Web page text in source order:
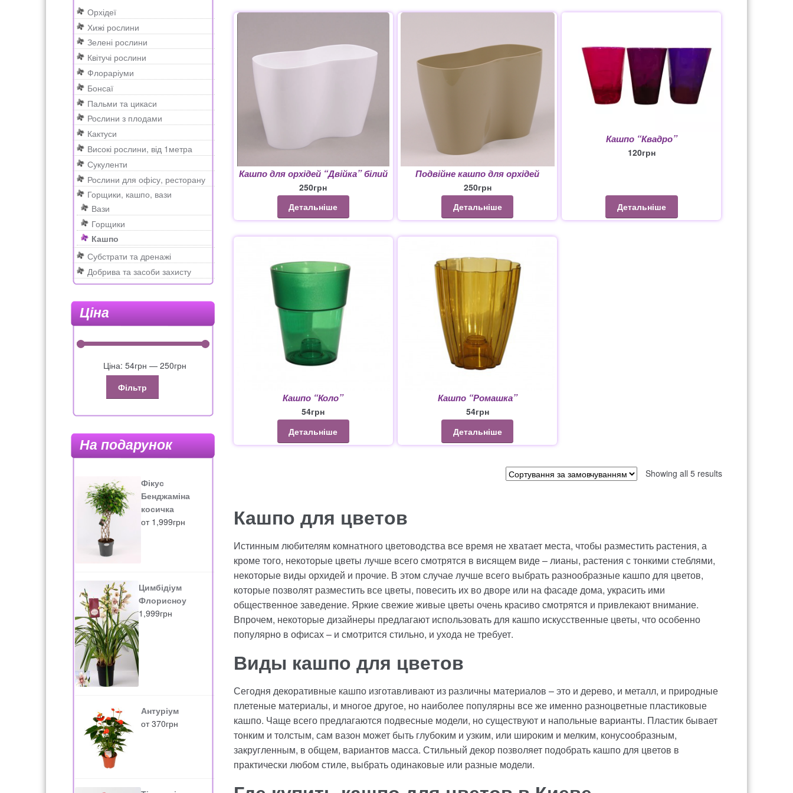
a
а
в
і
г
а
о
н
т
е
н
Рахунок 2415рахунок 3545рахунок 4180рахунок 4500Рахунок 5200рахунок 765Рахунок 936счет 1650
счет 300счет 3235счет 545счет 575 ТОТАЛЬНИЙ РОЗПРОДАЖ
Кашпо для орхідей “Двійка” білий
250грн
Детальніше
Подвійне кашпо для орхідей
250грн
Детальніше
Кашпо “Квадро”
120грн
Детальніше
Кашпо “Коло”
54грн
Детальніше
Кашпо “Ромашка”
54грн
Детальніше
Showing all 5 results
Кашпо для цветов
Истинным любителям комнатного цветоводства все время не хватает места, чтобы разместить растения, а
кроме того, некоторые цветы лучше всего смотрятся в висящем виде – лианы, растения с тонкими стеблями,
некоторые виды орхидей и прочие. В этом случае лучше всего выбрать разнообразные кашпо для цветов,
которые позволят разместить все цветы, повесить их во дворе или на фасаде дома, украсить ими
общественное заведение. Яркие свежие живые цветы очень красиво смотрятся и привлекают внимание.
Впрочем, некоторые дизайнеры предлагают использовать для кашпо искусственные цветы, что особенно
популярно в офисах – и смотрится стильно, и ухода не требует.
Виды кашпо для цветов
Сегодня декоративные кашпо изготавливают из различны материалов – это и дерево, и металл, и природные
плетеные материалы, и многое другое, но наиболее популярны все же именно разноцветные пластиковые
кашпо. Чаще всего предлагаются подвесные модели, но существуют и напольные варианты. Пластик бывает
тонким и толстым, сам вазон может быть глубоким и узким, или широким и мелким, конусообразным,
закругленным, в общем, вариантов масса. Стильный декор позволяет подобрать кашпо для цветов в
практически любом стиле, выбрать одинаковые или разные модели.
Орхідеї
Хижі рослини
Зелені рослини
Квітучі рослини
Флораріуми
Бонсаї
Пальми та цикаси
Рослини з плодами
Кактуси
Високі рослини, від 1метра
Сукуленти
Рослини для офісу, ресторану
Горщики, кашпо, вази
Вази
Горщики
Кашпо
Субстрати та дренажі
Добрива та засоби захисту
Ціна
Ціна:54грн —250грн
Фільтр
На подарунок
Фікус
Бенджаміна
косичка
от 1,999грн
Цимбідіум
Флорисноу
1,999грн
Антуріум
от370грн